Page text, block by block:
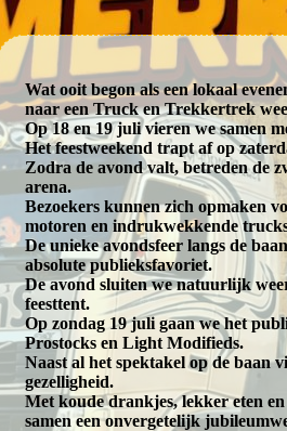
Wat ooit begon als een lokaal
naar een Truck en Trekkertrek
Op 18 en 19 juli vieren we samen
Het feestweekend trapt af op
Zodra de avond valt, betreden de
arena.
Bezoekers kunnen zich opmaken
motoren en indrukwekkende
De unieke avondsfeer langs de
absolute publieksfavoriet.
De avond sluiten we natuurlijk
feesttent.
Op zondag 19 juli gaan we het
Prostocks en Light Modifieds.
Naast al het spektakel op de baan
gezelligheid.
Met koude drankjes, lekker eten
samen een onvergetelijk